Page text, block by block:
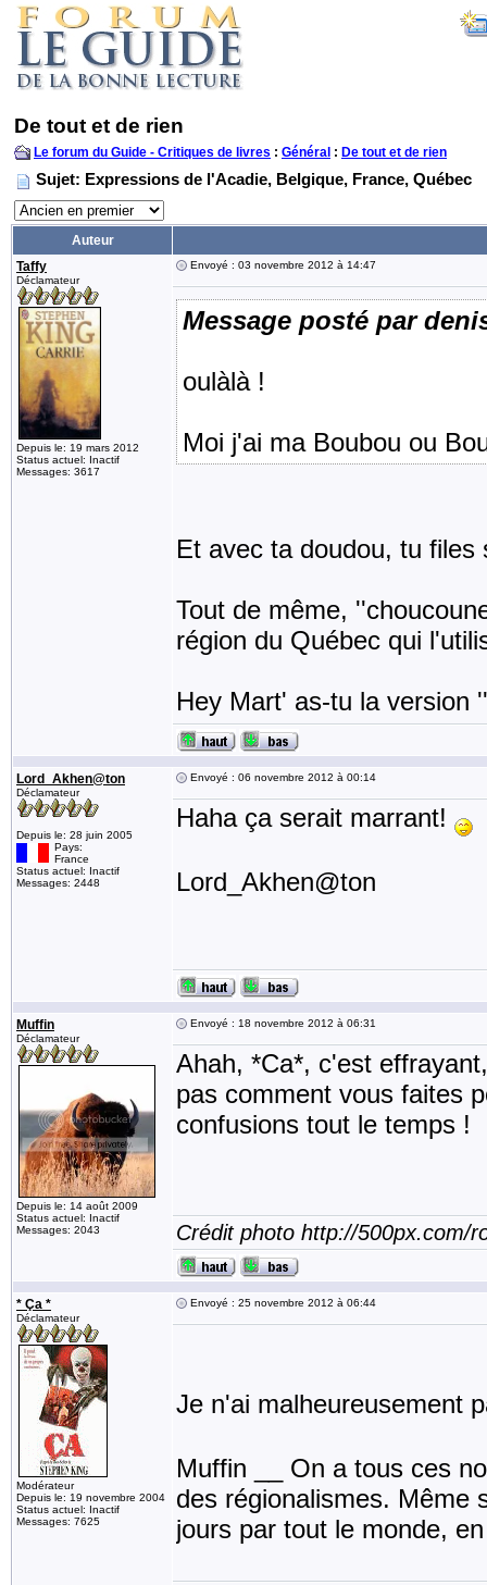
De tout et de rien
Le forum du Guide - Critiques de livres : Général : De tout et de rien
Sujet: Expressions de l'Acadie, Belgique, France, Québec
Auteur
Taffy
Déclamateur
Depuis le: 19 mars 2012
Status actuel: Inactif
Messages: 3617
Envoyé : 03 novembre 2012 à 14:47
Message posté par
oulàlà !
Moi j'ai ma Boubou ou
Et avec ta doudou, tu files
Tout de même,
région du Québec qui
Hey Mart' as-tu la version
Lord_Akhen@ton
Déclamateur
Depuis le: 28 juin 2005
Pays:
France
Status actuel: Inactif
Messages: 2448
Envoyé : 06 novembre 2012 à 00:14
Haha ça serait marrant!
Lord_Akhen@ton
Muffin
Déclamateur
Depuis le: 14 août 2009
Status actuel: Inactif
Messages: 2043
Envoyé : 18 novembre 2012 à 06:31
Ahah, *Ca*, c'est
pas comment vous faites
confusions tout le temps !
Crédit photo http://500px.com/
* Ça *
Déclamateur
Modérateur
Depuis le: 19 novembre 2004
Status actuel: Inactif
Messages: 7625
Envoyé : 25 novembre 2012 à 06:44
Je n'ai malheureusement
Muffin __ On a tous ces
des régionalismes. Même
jours par tout le monde,